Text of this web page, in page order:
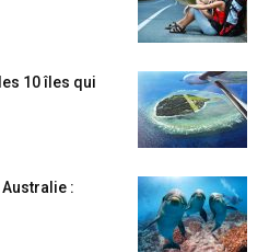
10 îles qui
: